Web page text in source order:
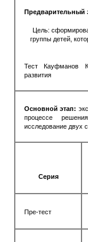
Предварительный
Цель:
группы детей,
Тест Кауфманов
развития
Основной этап:
процессе
исследование двух
Серия
Пре-тест